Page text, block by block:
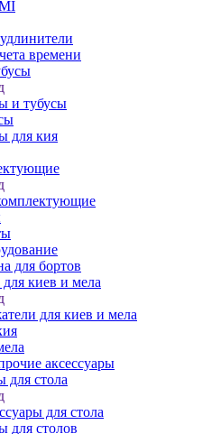
времени
и тубусы
для кия
для бортов
киев и мела
для киев и мела
аксессуары
для стола
для стола
для столов